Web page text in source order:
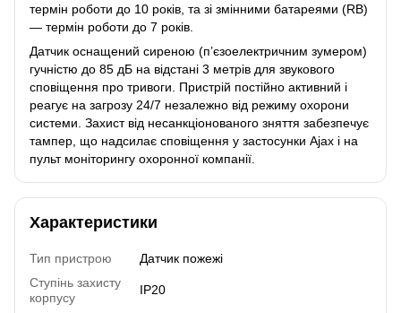
термін роботи до 10 років, та зі змінними батареями (RB)
— термін роботи до 7 років.
Датчик оснащений сиреною (п’єзоелектричним зумером)
гучністю до 85 дБ на відстані 3 метрів для звукового
сповіщення про тривоги. Пристрій постійно активний і
реагує на загрозу 24/7 незалежно від режиму охорони
системи. Захист від несанкціонованого зняття забезпечує
тампер, що надсилає сповіщення у застосунки Ajax і на
пульт моніторингу охоронної компанії.
Характеристики
Тип пристрою
Датчик пожежі
Ступінь захисту
корпусу
IP20